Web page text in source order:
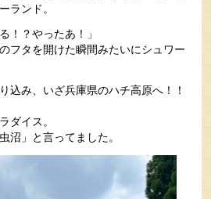
ランド。
！？やったあ！」
フタを開けた瞬間みたいにシュワー
込み、いざ兵庫県のハチ高原へ！！
ダイス。
沼」と言ってました。